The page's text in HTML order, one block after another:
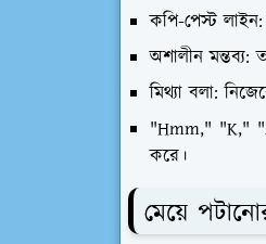
কপি-পেস্ট লাইন:
অশালীন মন্তব্য:
মিথ্যা বলা:
"Hmm," "K,"
করে।
মেয়ে